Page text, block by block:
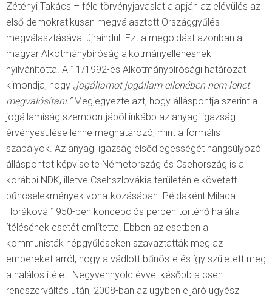
Zétényi Takács – féle törvényjavaslat alapján az elévülés az
első demokratikusan megválasztott Országgyűlés
megválasztásával újraindul. Ezt a megoldást azonban a
magyar Alkotmánybíróság alkotmányellenesnek
nyilvánította. A 11/1992-es Alkotmánybírósági határozat
kimondja, hogy „jogállamot jogállam ellenében nem lehet
megvalósítani.”Megjegyezte azt, hogy álláspontja szerint a
jogállamiság szempontjából inkább az anyagi igazság
érvényesülése lenne meghatározó, mint a formális
szabályok. Az anyagi igazság elsődlegességét hangsúlyozó
álláspontot képviselte Németország és Csehország is a
korábbi NDK, illetve Csehszlovákia területén elkövetett
bűncselekmények vonatkozásában. Példaként Milada
Horáková 1950-ben koncepciós perben történő halálra
ítélésének esetét említette. Ebben az esetben a
kommunisták népgyűléseken szavaztatták meg az
embereket arról, hogy a vádlott bűnös-e és így született meg
a halálos ítélet. Negyvennyolc évvel később a cseh
rendszerváltás után, 2008-ban az ügyben eljáró ügyész